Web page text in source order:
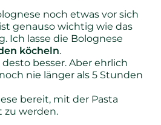
noch etwas vor sich
genauso wichtig wie das
Ich lasse die Bolognese
köcheln.
desto besser. Aber ehrlich
nie länger als 5 Stunden
bereit, mit der Pasta
zu werden.